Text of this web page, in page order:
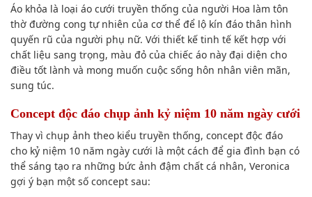
Áo khỏa là loại áo cưới truyền thống của người Hoa làm tôn
thờ đường cong tự nhiên của cơ thể để lộ kín đáo thân hình
quyến rũ của người phụ nữ. Với thiết kế tinh tế kết hợp với
chất liệu sang trọng, màu đỏ của chiếc áo này đại diện cho
điều tốt lành và mong muốn cuộc sống hôn nhân viên mãn,
sung túc.
Concept độc đáo chụp ảnh kỷ niệm 10 năm ngày cưới
Thay vì chụp ảnh theo kiểu truyền thống, concept độc đáo
cho kỷ niệm 10 năm ngày cưới là một cách để gia đình bạn có
thể sáng tạo ra những bức ảnh đậm chất cá nhân, Veronica
gợi ý bạn một số concept sau: